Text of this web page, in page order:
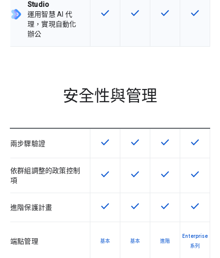
Studio
運用智慧 AI 代
理，實現自動化
辦公
這項功能適用於該 SKU
check 這項功能適用於該 SKU
check 這項功能適用於
check 這項功
check
安全性與管理
兩步驟驗證 這項功能適用於該 SKU
check 這項功能適用於該 SKU
check 這項功能適用於
check 這項功
check
依群組調整的政策控制
項
這項功能適用於該 SKU
check 這項功能適用於該 SKU
check 這項功能適用於
check 這項功
check
進階保護計畫 這項功能適用於該 SKU
check 這項功能適用於該 SKU
check 這項功能適用於
check 這項功
check
端點管理 基本 基本 進階
Enterprise
系列